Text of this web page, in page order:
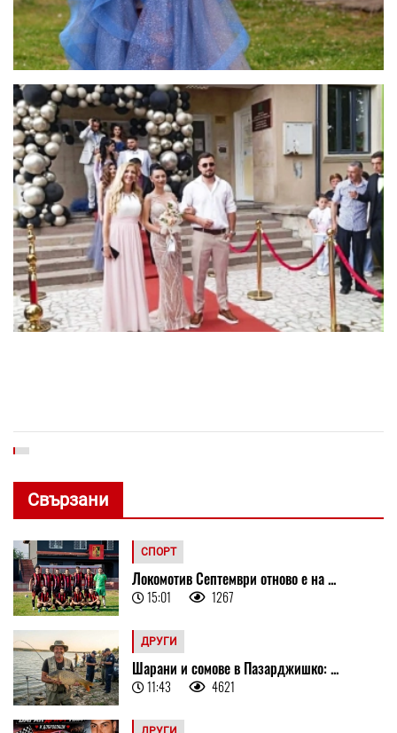
Свързани
СПОРТ
Локомотив Септември отново е на ...
15:01 1267
ДРУГИ
Шарани и сомове в Пазарджишко: ...
11:43 4621